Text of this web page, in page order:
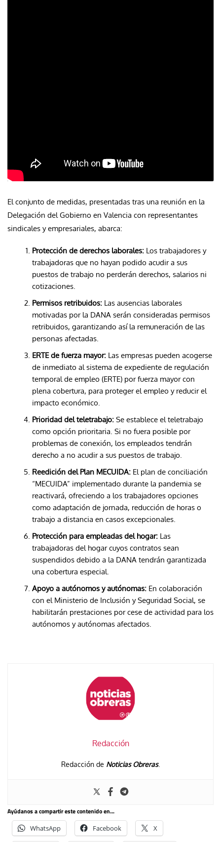
El conjunto de medidas, presentadas tras una reunión en la
Delegación del Gobierno en Valencia con representantes
sindicales y empresariales, abarca:
Protección de derechos laborales: Los trabajadores y
trabajadoras que no hayan podido acudir a sus
puestos de trabajo no perderán derechos, salarios ni
cotizaciones.
Permisos retribuidos: Las ausencias laborales
motivadas por la DANA serán consideradas permisos
retribuidos, garantizando así la remuneración de las
personas afectadas.
ERTE de fuerza mayor: Las empresas pueden acogerse
de inmediato al sistema de expediente de regulación
temporal de empleo (ERTE) por fuerza mayor con
plena cobertura, para proteger el empleo y reducir el
impacto económico.
Prioridad del teletrabajo: Se establece el teletrabajo
como opción prioritaria. Si no fuera posible por
problemas de conexión, los empleados tendrán
derecho a no acudir a sus puestos de trabajo.
Reedición del Plan MECUIDA: El plan de conciliación
“MECUIDA” implementado durante la pandemia se
reactivará, ofreciendo a los trabajadores opciones
como adaptación de jornada, reducción de horas o
trabajo a distancia en casos excepcionales.
Protección para empleadas del hogar: Las
trabajadoras del hogar cuyos contratos sean
suspendidos debido a la DANA tendrán garantizada
una cobertura especial.
Apoyo a autónomos y autónomas: En colaboración
con el Ministerio de Inclusión y Seguridad Social, se
habilitarán prestaciones por cese de actividad para los
autónomos y autónomas afectados.
Redacción
Redacción de Noticias Obreras.
Ayúdanos a compartir este contenido en...
WhatsApp Facebook X